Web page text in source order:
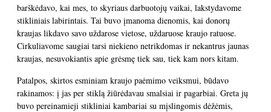
barškėdavo, kai mes, to skyriaus darbuotojų vaikai, lakstydavome
stikliniais labirintais. Tai buvo įmanoma dienomis, kai donorų
kraujas likdavo savo uždarose vietose, uždaruose kraujo ratuose.
Cirkuliavome saugiai tarsi niekieno netrikdomas ir nekantrus jaunas
kraujas, nesuvokiantis apie grėsmę tiek sau, tiek kam nors kitam.
Patalpos, skirtos esminiam kraujo paėmimo veiksmui, būdavo
rakinamos: į jas per stiklą žiūrėdavau smalsiai ir pagarbiai. Greta jų
buvo pereinamieji stikliniai kambariai su mįslingomis dėžėmis,